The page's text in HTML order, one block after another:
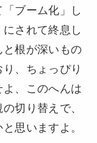
ブーム化」し
されて終息し
根が深いもの
、ちょっぴり
、このへんは
切り替えで、
思いますよ。